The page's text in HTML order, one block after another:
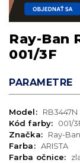
Ray-Ban
001/3F
PARAMETRE
Model:
RB3447N
Kód farby:
001/
Značka:
Ray-Ban
Farba: ARISTA
Farba očnice: